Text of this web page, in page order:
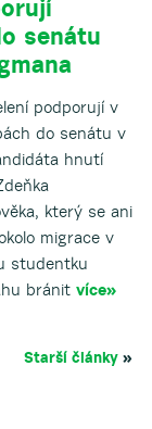
senátu
podporují v
do senátu v
hnutí
který se ani
migrace v
studentku
bránit více»
Starší články »